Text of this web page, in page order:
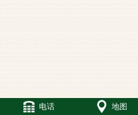
电话 地图